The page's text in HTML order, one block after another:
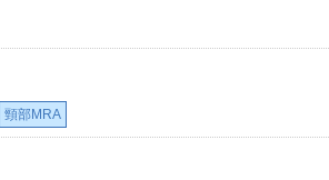
頸部MRA